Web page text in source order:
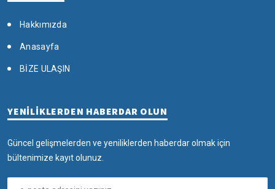
Hakkımızda
Anasayfa
BİZE ULAŞIN
YENİLİKLERDEN HABERDAR OLUN
Güncel gelişmelerden ve yeniliklerden haberdar olmak için
bültenimize kayıt olunuz.